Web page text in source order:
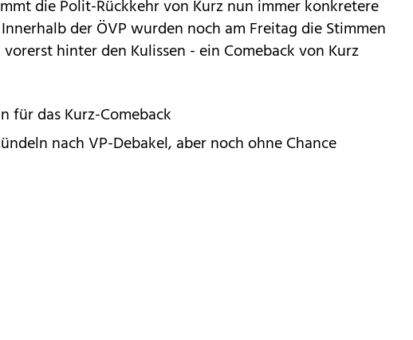
die Polit-Rückkehr von Kurz nun immer konkretere
der ÖVP wurden noch am Freitag die Stimmen
hinter den Kulissen - ein Comeback von Kurz
für das Kurz-Comeback
nach VP-Debakel, aber noch ohne Chance